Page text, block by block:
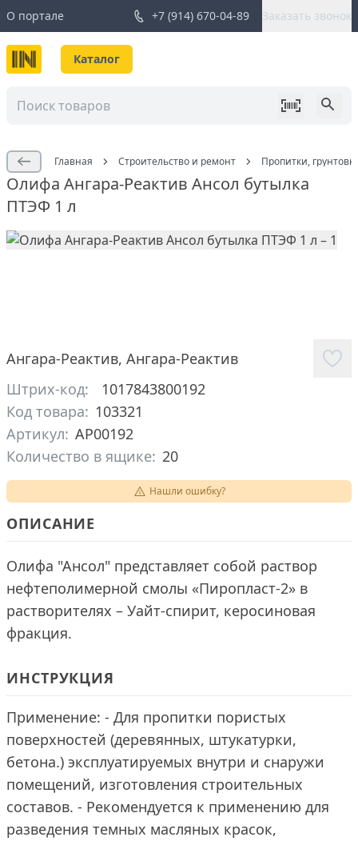
О портале +7 (914) 670-04-89 Заказать звонок
Каталог
Главная Строительство и ремонт Пропитки,
Олифа Ангара-Реактив Ансол бутылка
ПТЭФ 1 л
Ангара-Реактив, Ангара-Реактив
Штрих-код:
1017843800192
Код товара: 103321
Артикул: АР00192
Количество в ящике: 20
Нашли ошибку?
ОПИСАНИЕ
Олифа "Ансол" представляет собой раствор
нефтеполимерной смолы «Пиропласт-2» в
растворителях – Уайт-спирит, керосиновая
фракция.
ИНСТРУКЦИЯ
Применение: - Для пропитки пористых
поверхностей (деревянных, штукатурки,
бетона.) эксплуатируемых внутри и снаружи
помещений, изготовления строительных
составов. - Рекомендуется к применению для
разведения темных масляных красок,